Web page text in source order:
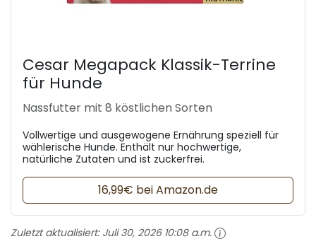
Cesar Megapack Klassik-Terrine
für Hunde
Nassfutter mit 8 köstlichen Sorten
Vollwertige und ausgewogene Ernährung speziell für
wählerische Hunde. Enthält nur hochwertige,
natürliche Zutaten und ist zuckerfrei.
16,99€ bei Amazon.de
Zuletzt aktualisiert: Juli 30, 2026 10:08 a.m.